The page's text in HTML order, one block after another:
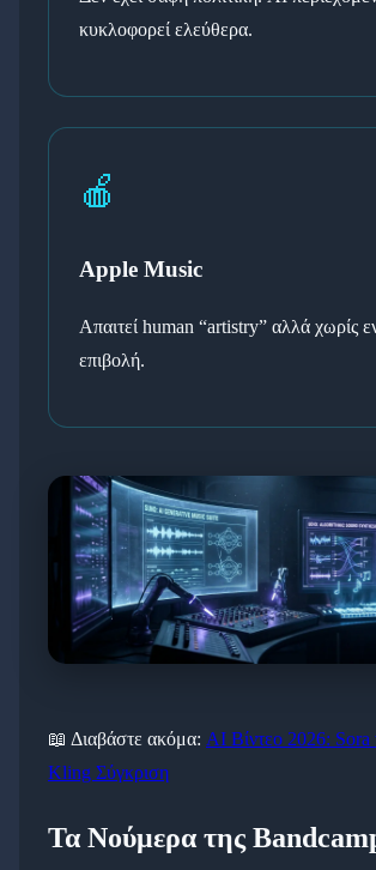
κυκλοφορεί ελεύθερα.
🍎
Apple Music
Απαιτεί human “artistry” αλλά χωρίς
επιβολή.
📖 Διαβάστε ακόμα: AI Βίντεο 2026:
Kling Σύγκριση
Τα Νούμερα της